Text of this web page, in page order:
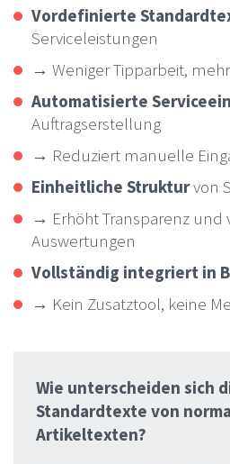
Vordefinierte
Serviceleistungen
→ Weniger Tipparbeit,
Automatisierte
Auftragserstellung
→ Reduziert manuelle
Einheitliche Strukturvon
→ Erhöht Transparenz und
Auswertungen
Vollständig integriert in
→ Kein Zusatztool, keine
Wie unterscheiden sich
Standardtexte von
Artikeltexten?